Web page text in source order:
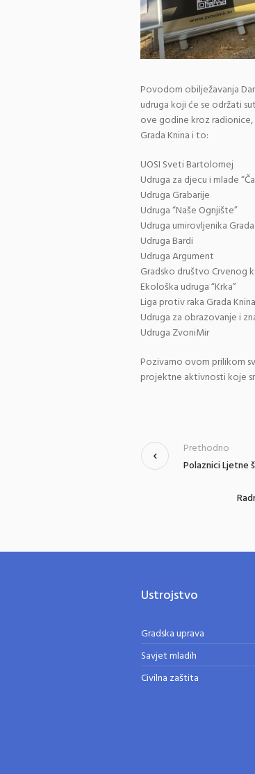
Povodom obilježavanja
udruga koji će se održati
ove godine kroz
Grada Knina i to:
UOSI Sveti Bartolomej
Udruga za djecu i mlade
Udruga Grabarije
Udruga “Naše Ognjište”
Udruga umirovljenika
Udruga Bardi
Udruga Argument
Gradsko društvo Crvenog
Ekološka udruga “Krka”
Liga protiv raka Grada Knina
Udruga za obrazovanje i
Udruga ZvoniMir
Pozivamo ovom prilikom
projektne aktivnosti koje
Polaznici Ljetne
Prethodno
Ustrojstvo
Gradska uprava
Savjet mladih
Civilna zaštita